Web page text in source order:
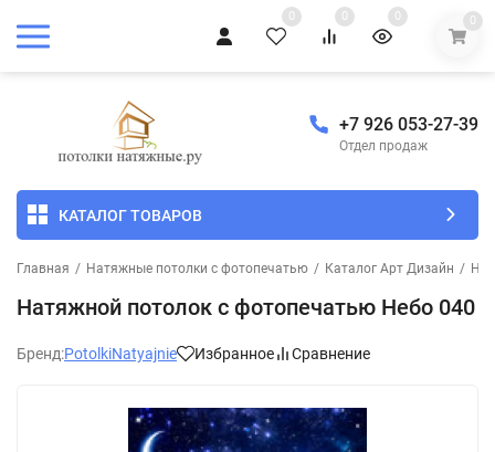
0 0 0 0
+7 926 053-27-39
Отдел продаж
КАТАЛОГ ТОВАРОВ
Главная / Натяжные потолки с фотопечатью / Каталог Арт Дизайн /
Натяжной потолок с фотопечатью Небо 040
Бренд:PotolkiNatyajnie Избранное Сравнение